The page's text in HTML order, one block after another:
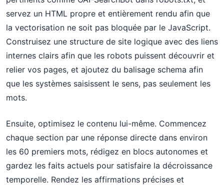
servez un HTML propre et entièrement rendu afin que
la vectorisation ne soit pas bloquée par le JavaScript.
Construisez une structure de site logique avec des liens
internes clairs afin que les robots puissent découvrir et
relier vos pages, et ajoutez du balisage schema afin
que les systèmes saisissent le sens, pas seulement les
mots.
Ensuite, optimisez le contenu lui-même. Commencez
chaque section par une réponse directe dans environ
les 60 premiers mots, rédigez en blocs autonomes et
gardez les faits actuels pour satisfaire la décroissance
temporelle. Rendez les affirmations précises et